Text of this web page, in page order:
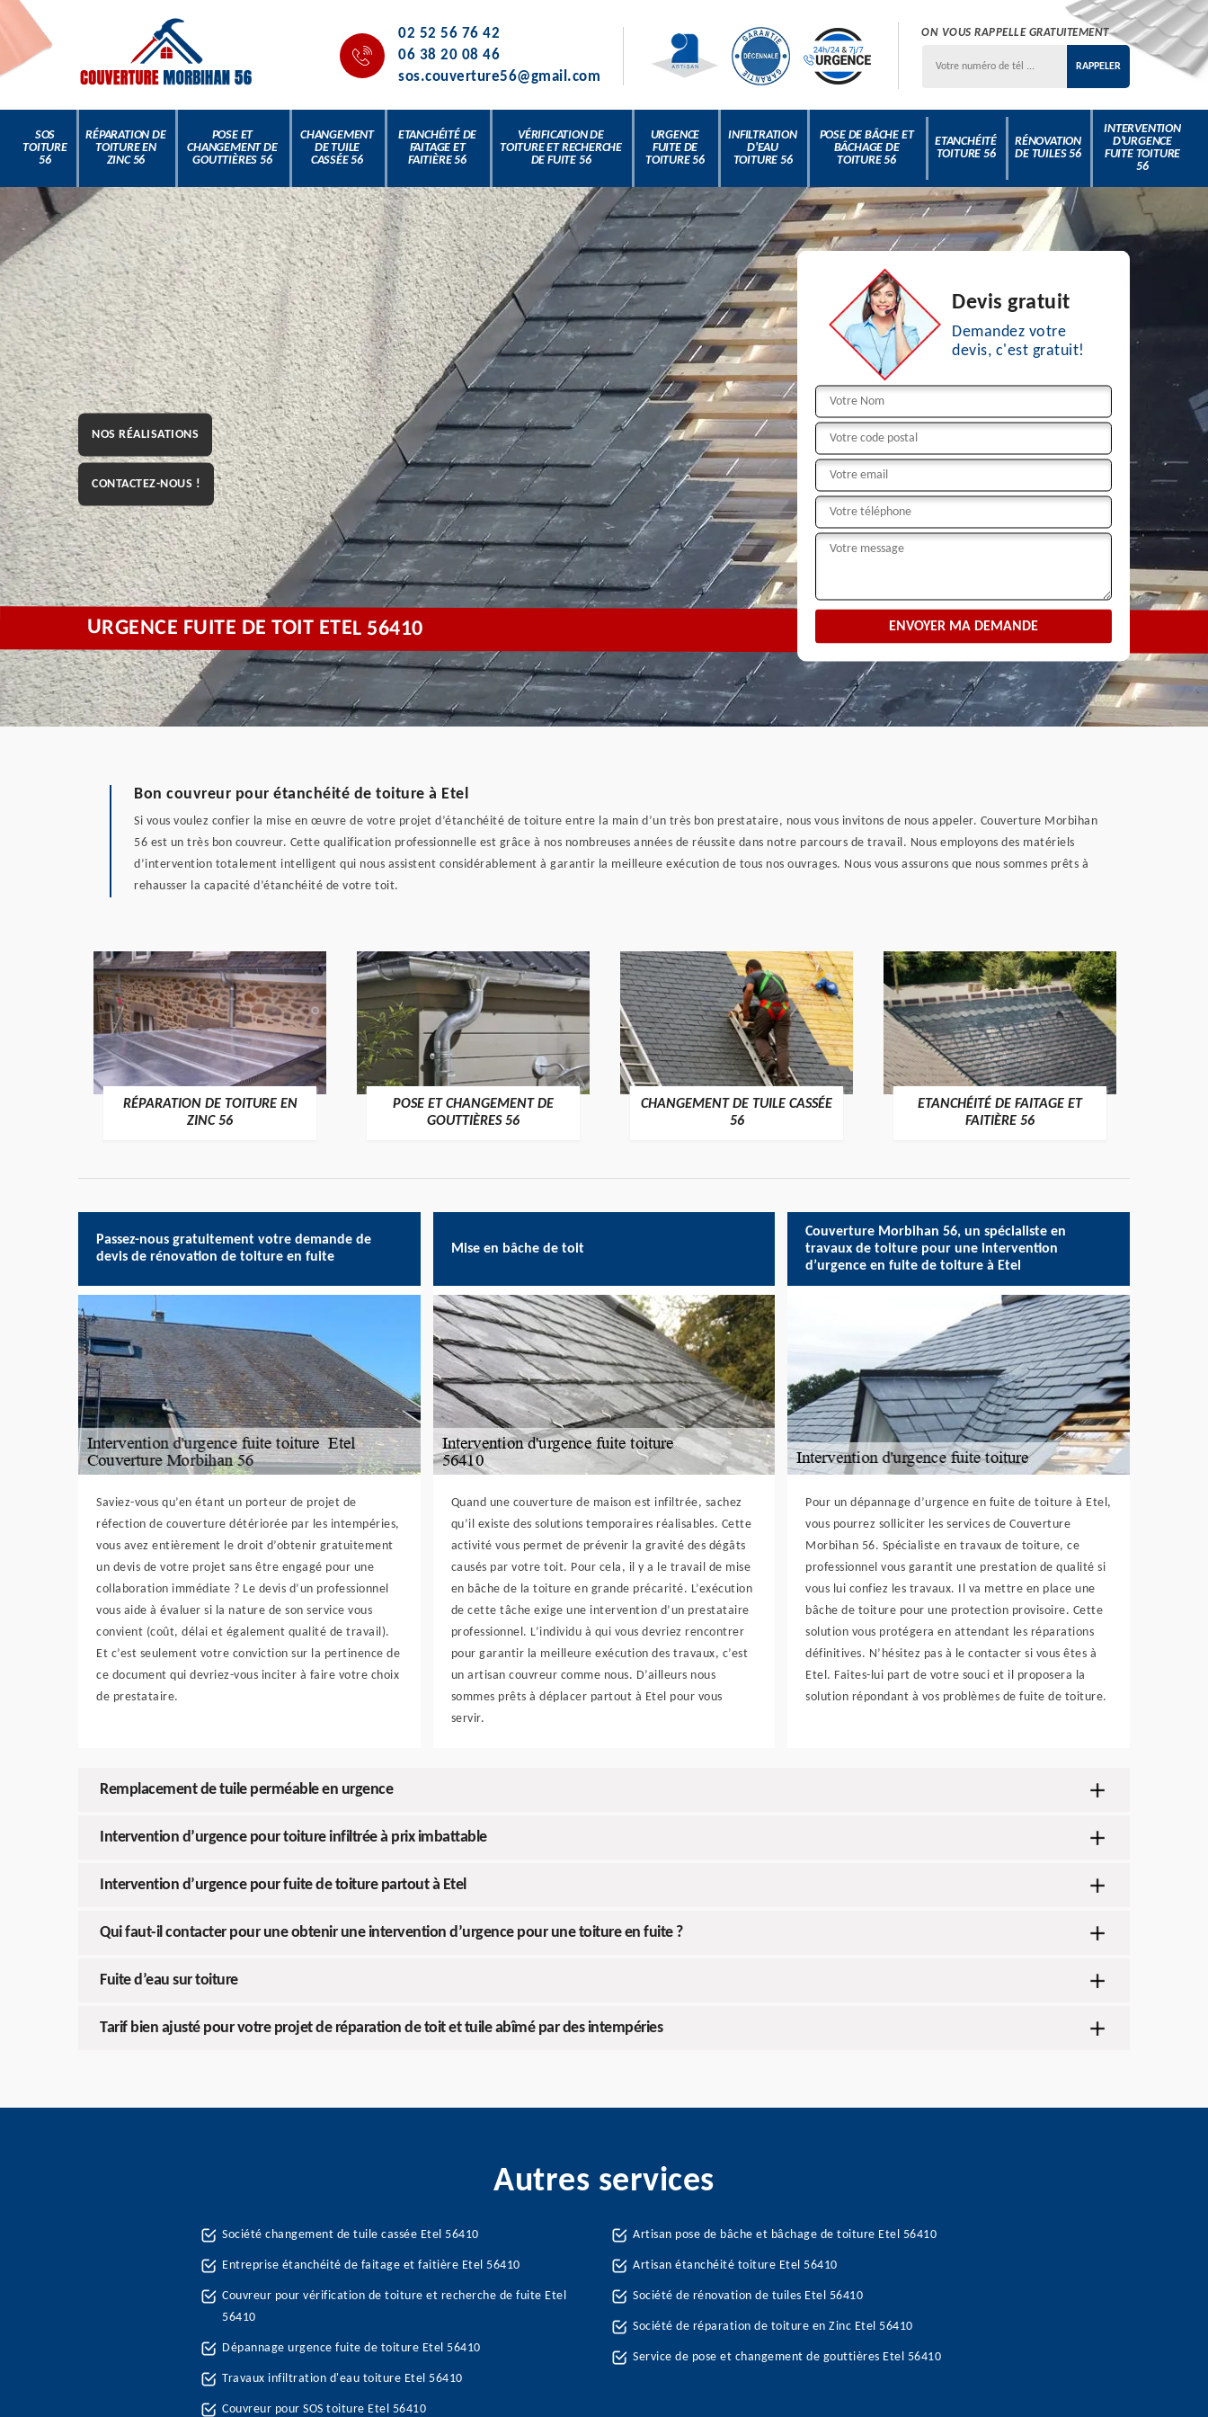
02 52 56 76 42
06 38 20 08 46
sos.couverture56@gmail.com
ON VOUS RAPPELLE GRATUITEMENT
SOS
TOITURE
56
RÉPARATION DE
TOITURE EN
ZINC 56
POSE ET
CHANGEMENT DE
GOUTTIÈRES 56
CHANGEMENT
DE TUILE
CASSÉE 56
ETANCHÉITÉ DE
FAITAGE ET
FAITIÈRE 56
VÉRIFICATION DE
TOITURE ET RECHERCHE
DE FUITE 56
URGENCE
FUITE DE
TOITURE 56
INFILTRATION
D'EAU
TOITURE 56
POSE DE BÂCHE ET
BÂCHAGE DE
TOITURE 56
ETANCHÉITÉ
TOITURE 56
RÉNOVATION
DE TUILES 56
INTERVENTION
D'URGENCE
FUITE TOITURE
56
NOS RÉALISATIONS
CONTACTEZ-NOUS !
Devis gratuit
Demandez votre
devis, c'est gratuit!
URGENCE FUITE DE TOIT ETEL 56410
Bon couvreur pour étanchéité de toiture à Etel
Si vous voulez confier la mise en œuvre de votre projet d’étanchéité de toiture entre la main d’un très bon prestataire, nous vous invitons de nous appeler. Couverture Morbihan
56 est un très bon couvreur. Cette qualification professionnelle est grâce à nos nombreuses années de réussite dans notre parcours de travail. Nous employons des matériels
d’intervention totalement intelligent qui nous assistent considérablement à garantir la meilleure exécution de tous nos ouvrages. Nous vous assurons que nous sommes prêts à
rehausser la capacité d’étanchéité de votre toit.
>
RÉPARATION DE TOITURE EN
ZINC 56
>
POSE ET CHANGEMENT DE
GOUTTIÈRES 56
>
CHANGEMENT DE TUILE CASSÉE
56
>
ETANCHÉITÉ DE FAITAGE ET
FAITIÈRE 56
Passez-nous gratuitement votre demande de
devis de rénovation de toiture en fuite
Saviez-vous qu’en étant un porteur de projet de
réfection de couverture détériorée par les intempéries,
vous avez entièrement le droit d’obtenir gratuitement
un devis de votre projet sans être engagé pour une
collaboration immédiate ? Le devis d’un professionnel
vous aide à évaluer si la nature de son service vous
convient (coût, délai et également qualité de travail).
Et c’est seulement votre conviction sur la pertinence de
ce document qui devriez-vous inciter à faire votre choix
de prestataire.
Mise en bâche de toit
Quand une couverture de maison est infiltrée, sachez
qu’il existe des solutions temporaires réalisables. Cette
activité vous permet de prévenir la gravité des dégâts
causés par votre toit. Pour cela, il y a le travail de mise
en bâche de la toiture en grande précarité. L’exécution
de cette tâche exige une intervention d’un prestataire
professionnel. L’individu à qui vous devriez rencontrer
pour garantir la meilleure exécution des travaux, c’est
un artisan couvreur comme nous. D’ailleurs nous
sommes prêts à déplacer partout à Etel pour vous
servir.
Couverture Morbihan 56, un spécialiste en
travaux de toiture pour une intervention
d’urgence en fuite de toiture à Etel
Pour un dépannage d’urgence en fuite de toiture à Etel,
vous pourrez solliciter les services de Couverture
Morbihan 56. Spécialiste en travaux de toiture, ce
professionnel vous garantit une prestation de qualité si
vous lui confiez les travaux. Il va mettre en place une
bâche de toiture pour une protection provisoire. Cette
solution vous protégera en attendant les réparations
définitives. N’hésitez pas à le contacter si vous êtes à
Etel. Faites-lui part de votre souci et il proposera la
solution répondant à vos problèmes de fuite de toiture.
Remplacement de tuile perméable en urgence
Intervention d’urgence pour toiture infiltrée à prix imbattable
Intervention d’urgence pour fuite de toiture partout à Etel
Qui faut-il contacter pour une obtenir une intervention d’urgence pour une toiture en fuite ?
Fuite d’eau sur toiture
Tarif bien ajusté pour votre projet de réparation de toit et tuile abîmé par des intempéries
Autres services
Société changement de tuile cassée Etel 56410
Entreprise étanchéité de faitage et faitière Etel 56410
Couvreur pour vérification de toiture et recherche de fuite Etel
56410
Dépannage urgence fuite de toiture Etel 56410
Travaux infiltration d'eau toiture Etel 56410
Couvreur pour SOS toiture Etel 56410
Artisan pose de bâche et bâchage de toiture Etel 56410
Artisan étanchéité toiture Etel 56410
Société de rénovation de tuiles Etel 56410
Société de réparation de toiture en Zinc Etel 56410
Service de pose et changement de gouttières Etel 56410